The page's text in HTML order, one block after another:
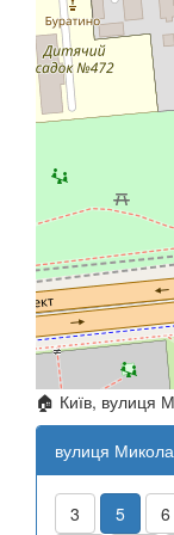
🏠 Київ, вулиця
вулиця
3 5 6